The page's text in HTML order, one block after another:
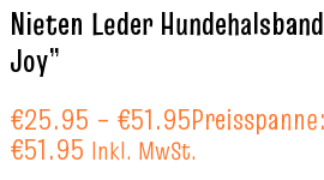
Nieten Leder
Joy”
€25.95 – €51.95
€51.95 Inkl. MwSt.